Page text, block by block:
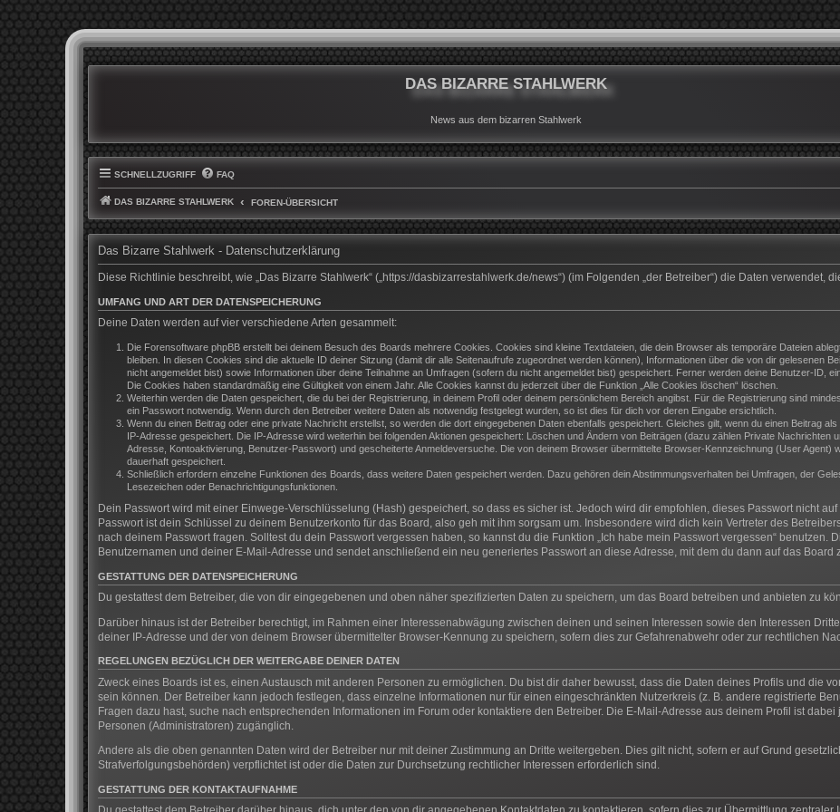
DAS BIZARRE STAHLWERK
News aus dem bizarren Stahlwerk
SCHNELLZUGRIFF FAQ
DAS BIZARRE STAHLWERK FOREN-ÜBERSICHT
Das Bizarre Stahlwerk - Datenschutzerklärung
Diese Richtlinie beschreibt, wie „Das Bizarre Stahlwerk“ („https://dasbizarrestahlwerk.de/news“) (im Folgenden „der Betreiber“) die Daten verwendet,
UMFANG UND ART DER DATENSPEICHERUNG
Deine Daten werden auf vier verschiedene Arten gesammelt:
Die Forensoftware phpBB erstellt bei deinem Besuch des Boards mehrere Cookies. Cookies sind kleine Textdateien, die dein Browser als temporäre Dateien
bleiben. In diesen Cookies sind die aktuelle ID deiner Sitzung (damit dir alle Seitenaufrufe zugeordnet werden können), Informationen über die von dir gelesenen
nicht angemeldet bist) sowie Informationen über deine Teilnahme an Umfragen (sofern du nicht angemeldet bist) gespeichert. Ferner werden deine Benutzer-ID,
Die Cookies haben standardmäßig eine Gültigkeit von einem Jahr. Alle Cookies kannst du jederzeit über die Funktion „Alle Cookies löschen“ löschen.
Weiterhin werden die Daten gespeichert, die du bei der Registrierung, in deinem Profil oder deinem persönlichem Bereich angibst. Für die Registrierung sind
ein Passwort notwendig. Wenn durch den Betreiber weitere Daten als notwendig festgelegt wurden, so ist dies für dich vor deren Eingabe ersichtlich.
Wenn du einen Beitrag oder eine private Nachricht erstellst, so werden die dort eingegebenen Daten ebenfalls gespeichert. Gleiches gilt, wenn du einen Beitrag
IP-Adresse gespeichert. Die IP-Adresse wird weiterhin bei folgenden Aktionen gespeichert: Löschen und Ändern von Beiträgen (dazu zählen Private Nachrichten
Adresse, Kontoaktivierung, Benutzer-Passwort) und gescheiterte Anmeldeversuche. Die von deinem Browser übermittelte Browser-Kennzeichnung (User Agent)
dauerhaft gespeichert.
Schließlich erfordern einzelne Funktionen des Boards, dass weitere Daten gespeichert werden. Dazu gehören dein Abstimmungsverhalten bei Umfragen, der
Lesezeichen oder Benachrichtigungsfunktionen.
Dein Passwort wird mit einer Einwege-Verschlüsselung (Hash) gespeichert, so dass es sicher ist. Jedoch wird dir empfohlen, dieses Passwort nicht
Passwort ist dein Schlüssel zu deinem Benutzerkonto für das Board, also geh mit ihm sorgsam um. Insbesondere wird dich kein Vertreter des
nach deinem Passwort fragen. Solltest du dein Passwort vergessen haben, so kannst du die Funktion „Ich habe mein Passwort vergessen“ benutzen.
Benutzernamen und deiner E-Mail-Adresse und sendet anschließend ein neu generiertes Passwort an diese Adresse, mit dem du dann auf das Board
GESTATTUNG DER DATENSPEICHERUNG
Du gestattest dem Betreiber, die von dir eingegebenen und oben näher spezifizierten Daten zu speichern, um das Board betreiben und anbieten zu
Darüber hinaus ist der Betreiber berechtigt, im Rahmen einer Interessenabwägung zwischen deinen und seinen Interessen sowie den Interessen
deiner IP-Adresse und der von deinem Browser übermittelter Browser-Kennung zu speichern, sofern dies zur Gefahrenabwehr oder zur rechtlichen
REGELUNGEN BEZÜGLICH DER WEITERGABE DEINER DATEN
Zweck eines Boards ist es, einen Austausch mit anderen Personen zu ermöglichen. Du bist dir daher bewusst, dass die Daten deines Profils und die
sein können. Der Betreiber kann jedoch festlegen, dass einzelne Informationen nur für einen eingeschränkten Nutzerkreis (z. B. andere registrierte
Fragen dazu hast, suche nach entsprechenden Informationen im Forum oder kontaktiere den Betreiber. Die E-Mail-Adresse aus deinem Profil ist
Personen (Administratoren) zugänglich.
Andere als die oben genannten Daten wird der Betreiber nur mit deiner Zustimmung an Dritte weitergeben. Dies gilt nicht, sofern er auf Grund
Strafverfolgungsbehörden) verpflichtet ist oder die Daten zur Durchsetzung rechtlicher Interessen erforderlich sind.
GESTATTUNG DER KONTAKTAUFNAHME